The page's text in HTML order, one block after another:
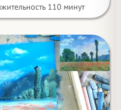
110 минут